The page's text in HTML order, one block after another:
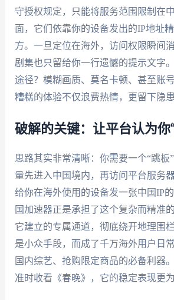
守授权规定，只能将服务范围限制在
面，它们依靠你的设备发出的IP地址
方。一旦定位在海外，访问权限瞬
剧集也只留给你一行遗憾的提示文字
途径？模糊画质、莫名卡顿、甚至账
糟糕的体验不仅浪费热情，更留下隐患
破解的关键：让平台认为你
思路其实非常清晰：你需要一个“跳板
量先进入中国境内，再访问平台服务
给你在海外使用的设备发一张中国IP
国加速器正是承担了这个复杂而精准
它建立的专属通道，彻底绕开地理围
是小众手段，而成了千万海外用户日
国内综艺、抢购限定商品的必备利器
准时收看《春晚》，它的稳定表现更为